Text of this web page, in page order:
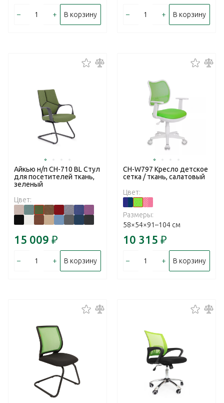
– + В корзину – + В корзину
Айкью н/п CH-710 BL Стул
для посетителей ткань,
зеленый
Цвет:
15 009 ₽
– + В корзину
CH-W797 Кресло детское
сетка / ткань, салатовый
Цвет:
Размеры:
58×54×91–104 см
10 315 ₽
– + В корзину